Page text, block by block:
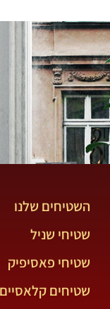
השטיחים שלנו
שטיחי שניל
שטיחי פאסיפיק
שטיחים קלאסיים